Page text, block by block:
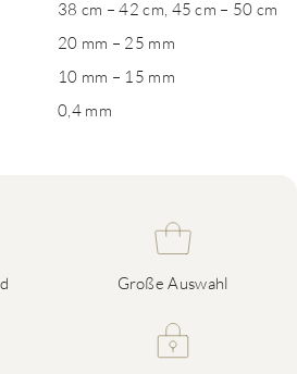
38 cm – 42 cm, 45 cm – 50 cm
20 mm – 25 mm
10 mm – 15 mm
0,4 mm
Große Auswahl